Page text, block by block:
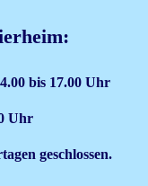
bis 17.00 Uhr
Uhr
geschlossen.